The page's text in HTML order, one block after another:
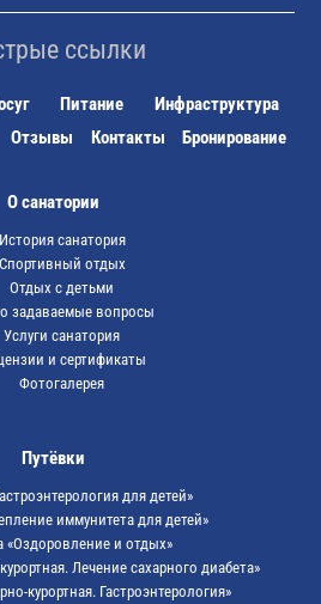
ссылки
Питание
Инфраструктура
Отзывы Контакты Бронирование
О санатории
История санатория
Спортивный отдых
Отдых с детьми
задаваемые вопросы
Услуги санатория
и сертификаты
Фотогалерея
Путёвки
для детей»
иммунитета для детей»
«Оздоровление и отдых»
Лечение сахарного диабета»
курортная. Гастроэнтерология»